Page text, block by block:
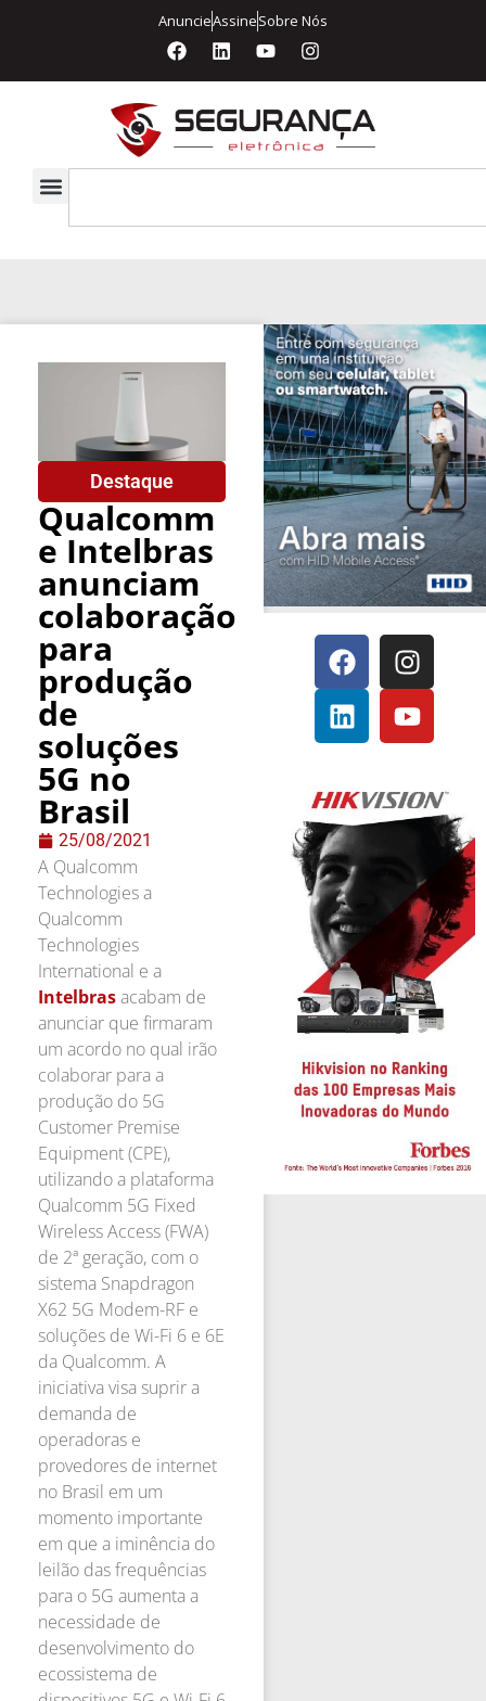
AnuncieAssineSobre Nós
Destaque
Qualcomm
e Intelbras
anunciam
colaboração
para
produção
de
soluções
5G no
Brasil
25/08/2021
A Qualcomm
Technologies a
Qualcomm
Technologies
International e a
Intelbrasacabam de
anunciar que firmaram
um acordo no qual irão
colaborar para a
produção do 5G
Customer Premise
Equipment (CPE),
utilizando a plataforma
Qualcomm 5G Fixed
Wireless Access (FWA)
de 2ª geração, com o
sistema Snapdragon
X62 5G Modem-RF e
soluções de Wi-Fi 6 e 6E
da Qualcomm. A
iniciativa visa suprir a
demanda de
operadoras e
provedores de internet
no Brasil em um
momento importante
em que a iminência do
leilão das frequências
para o 5G aumenta a
necessidade de
desenvolvimento do
ecossistema de